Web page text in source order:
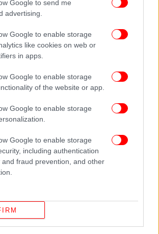
Google to send me
advertising.
Google to enable storage
like cookies on web or
in apps.
Google to enable storage
of the website or app.
Google to enable storage
Google to enable storage
including authentication
and fraud prevention, and other